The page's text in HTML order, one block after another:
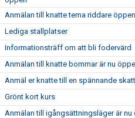
Anmälan till knatte tema riddare öppen
Lediga stallplatser
Informationsträff om att bli fodervärd
Anmälan till knatte bommar är nu
Anmäl er knatte till en spännande
Grönt kort kurs
Anmälan till igångsättningsläger är nu